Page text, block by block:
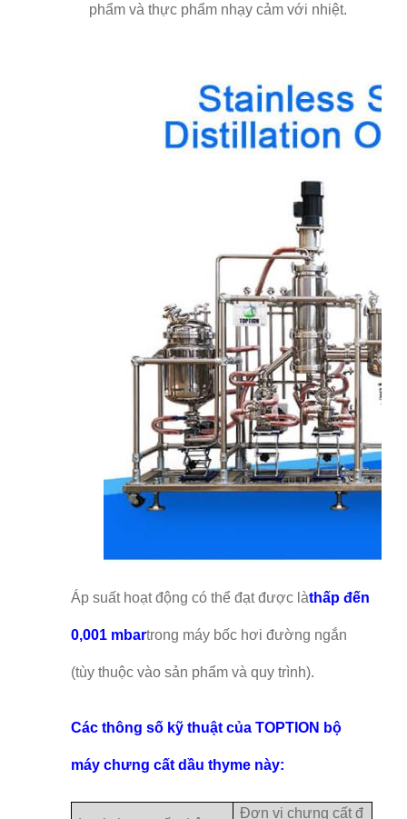
phẩm và thực phẩm nhạy cảm với nhiệt.
Áp suất hoạt động có thể đạt được làthấp đến
0,001 mbartrong máy bốc hơi đường ngắn
(tùy thuộc vào sản phẩm và quy trình).
Các thông số kỹ thuật của TOPTION bộ
máy chưng cất dầu thyme này:
Đơn vị chưng cất đ